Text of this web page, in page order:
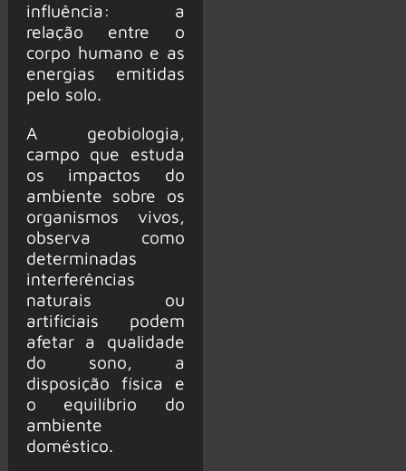
influência: a
relação entre o
corpo humano e as
energias emitidas
pelo solo.
A geobiologia,
campo que estuda
os impactos do
ambiente sobre os
organismos vivos,
observa como
determinadas
interferências
naturais ou
artificiais podem
afetar a qualidade
do sono, a
disposição física e
o equilíbrio do
ambiente
doméstico.